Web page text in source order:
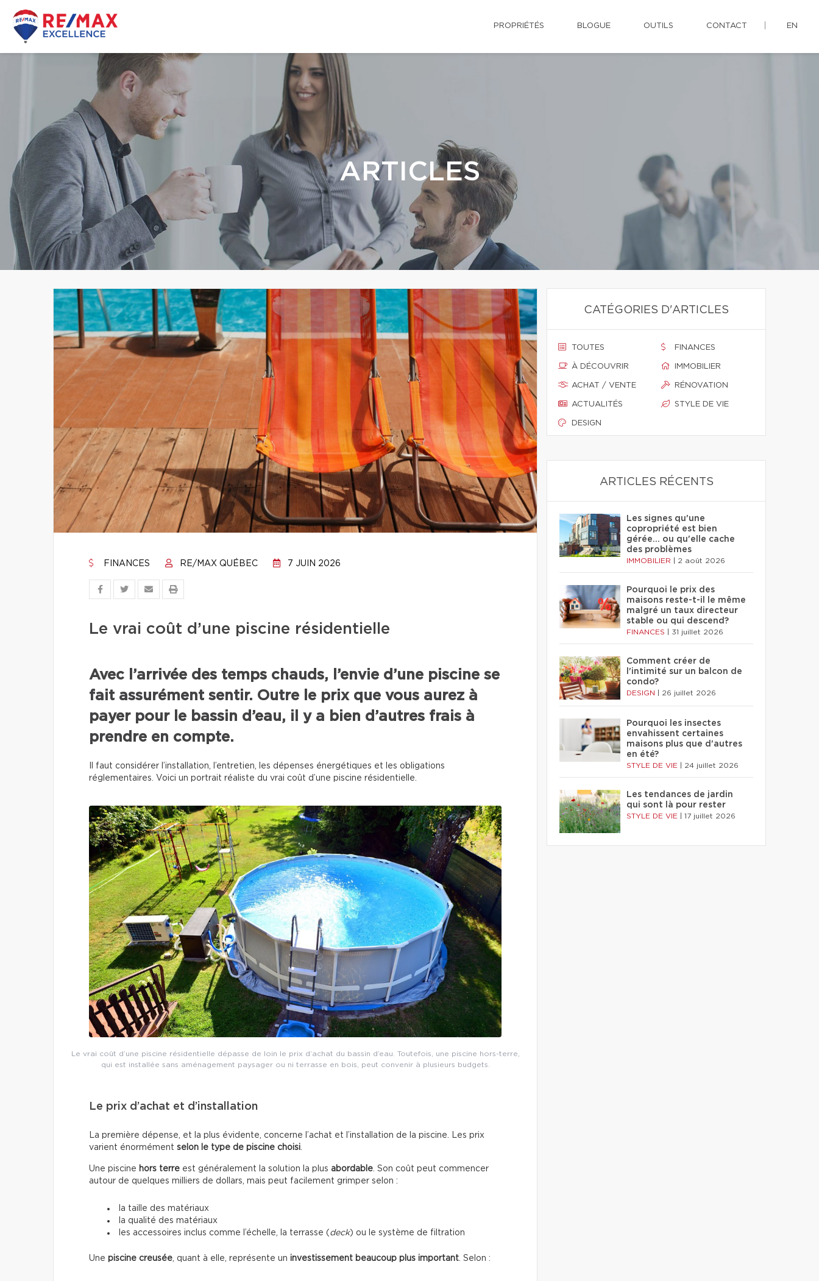
PROPRIÉTÉS BLOGUE OUTILS CONTACT EN
ARTICLES
FINANCES RE/MAX QUÉBEC 7 JUIN 2026
Le vrai coût d’une piscine résidentielle
Avec l’arrivée des temps chauds, l’envie d’une piscine se
fait assurément sentir. Outre le prix que vous aurez à
payer pour le bassin d’eau, il y a bien d’autres frais à
prendre en compte.
Il faut considérer l’installation, l’entretien, les dépenses énergétiques et les obligations
réglementaires. Voici un portrait réaliste du vrai coût d’une piscine résidentielle.
Le vrai coût d’une piscine résidentielle dépasse de loin le prix d’achat du bassin d’eau. Toutefois, une piscine hors-terre,
qui est installée sans aménagement paysager ou ni terrasse en bois, peut convenir à plusieurs budgets.
Le prix d’achat et d’installation
La première dépense, et la plus évidente, concerne l’achat et l’installation de la piscine. Les prix
varient énormément selon le type de piscine choisi.
Une piscine hors terre est généralement la solution la plus abordable. Son coût peut commencer
autour de quelques milliers de dollars, mais peut facilement grimper selon :
la taille des matériaux
la qualité des matériaux
les accessoires inclus comme l’échelle, la terrasse ( deck) ou le système de filtration
Une piscine creusée, quant à elle, représente un investissement beaucoup plus important. Selon :
CATÉGORIES D'ARTICLES
TOUTES
À DÉCOUVRIR
ACHAT / VENTE
ACTUALITÉS
DESIGN
FINANCES
IMMOBILIER
RÉNOVATION
STYLE DE VIE
ARTICLES RÉCENTS
Les signes qu'une
copropriété est bien
gérée… ou qu'elle cache
des problèmes
IMMOBILIER 2 août 2026
Pourquoi le prix des
maisons reste-t-il le même
malgré un taux directeur
stable ou qui descend?
FINANCES 31 juillet 2026
Comment créer de
l'intimité sur un balcon de
condo?
DESIGN 26 juillet 2026
Pourquoi les insectes
envahissent certaines
maisons plus que d'autres
en été?
STYLE DE VIE 24 juillet 2026
Les tendances de jardin
qui sont là pour rester
STYLE DE VIE 17 juillet 2026